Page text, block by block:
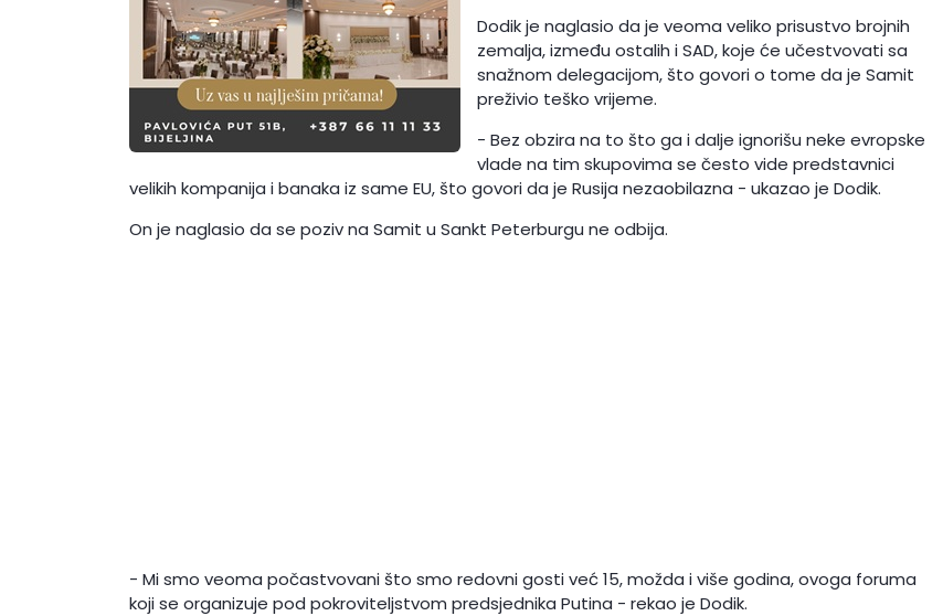
Dodik je naglasio da je veoma veliko prisustvo brojnih
zemalja, između ostalih i SAD, koje će učestvovati sa
snažnom delegacijom, što govori o tome da je Samit
preživio teško vrijeme.
- Bez obzira na to što ga i dalje ignorišu neke evropske
vlade na tim skupovima se često vide predstavnici
velikih kompanija i banaka iz same EU, što govori da je Rusija nezaobilazna - ukazao je Dodik.
On je naglasio da se poziv na Samit u Sankt Peterburgu ne odbija.
- Mi smo veoma počastvovani što smo redovni gosti već 15, možda i više godina, ovoga foruma
koji se organizuje pod pokroviteljstvom predsjednika Putina - rekao je Dodik.